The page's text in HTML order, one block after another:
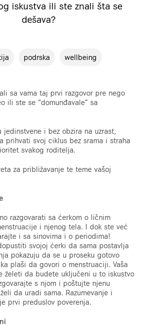
iskustva ili ste znali šta se
dešava?
podrska wellbeing
sa vama taj prvi razgovor pre nego
ili ste se “domunđavale” sa
jedinstvene i bez obzira na uzrast,
prihvati svoj ciklus bez srama i straha
svakog roditelja.
za približavanje te teme vašoj
razgovarati sa ćerkom o ličnim
i njenog tela. I dok ste već
i sa sinovima i o periodima!
svojoj ćerki da sama postavlja
pokazuju da se u proseku gotovo
plaši da govori o menstruaciji. Vaša
želeti da budete uključeni u to iskustvo
s njom i poštujte njenu
da uradi sama. Razumevanje i
prvi preduslov poverenja.